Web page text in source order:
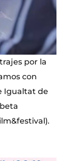
por la
con
Igualtat de